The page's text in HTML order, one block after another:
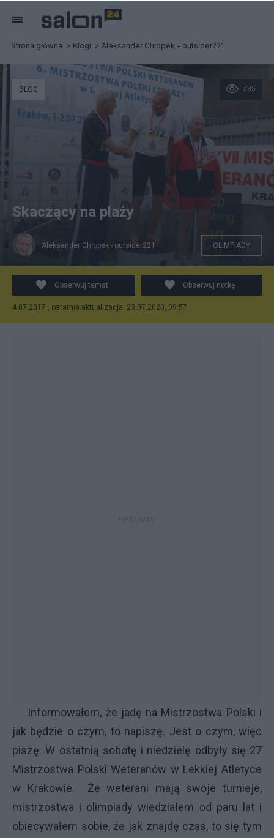
Strona główna Blogi Aleksander Chłopek - outsider221
Gerard Banach photographic
735
BLOG
Skaczący na plaży
Aleksander Chłopek - outsider221 OLIMPIADY
Obserwuj temat Obserwuj notkę
4.07.2017 , ostatnia aktualizacja: 23.07.2020, 09:57
Informowałem, że jadę na Mistrzostwa Polski i
jak będzie o czym, to napiszę. Jest o czym, więc
piszę. W ostatnią sobotę i niedzielę odbyły się 27
Mistrzostwa Polski Weteranów w Lekkiej Atletyce
w Krakowie. Że weterani mają swoje turnieje,
mistrzostwa i olimpiady wiedziałem od paru lat i
obiecywałem sobie, że jak znajdę czas, to się tym